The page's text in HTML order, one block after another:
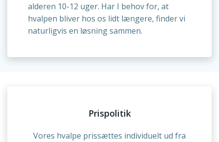
alderen 10-12 uger. Har I behov for, at
hvalpen bliver hos os lidt længere, finder vi
naturligvis en løsning sammen.
Prispolitik
Vores hvalpe prissættes individuelt ud fra